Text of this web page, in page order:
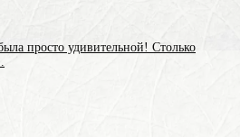
просто удивительной! Столько